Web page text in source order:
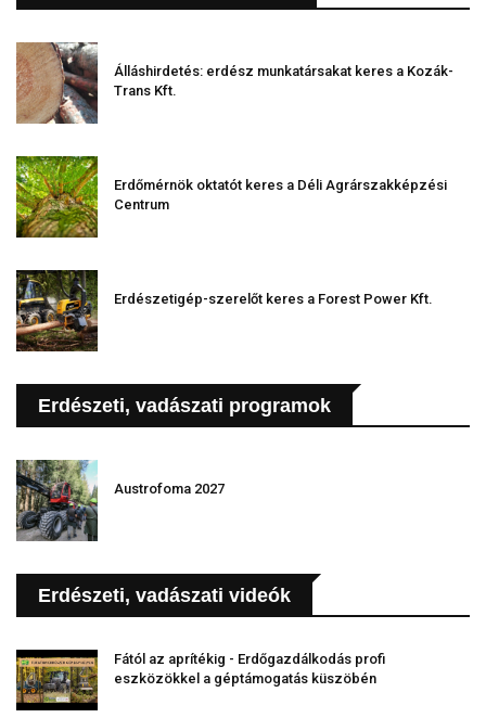
Álláshirdetés: erdész munkatársakat keres a Kozák-
Trans Kft.
Erdőmérnök oktatót keres a Déli Agrárszakképzési
Centrum
Erdészetigép-szerelőt keres a Forest Power Kft.
Erdészeti, vadászati programok
Austrofoma 2027
Erdészeti, vadászati videók
Fától az aprítékig - Erdőgazdálkodás profi
eszközökkel a géptámogatás küszöbén